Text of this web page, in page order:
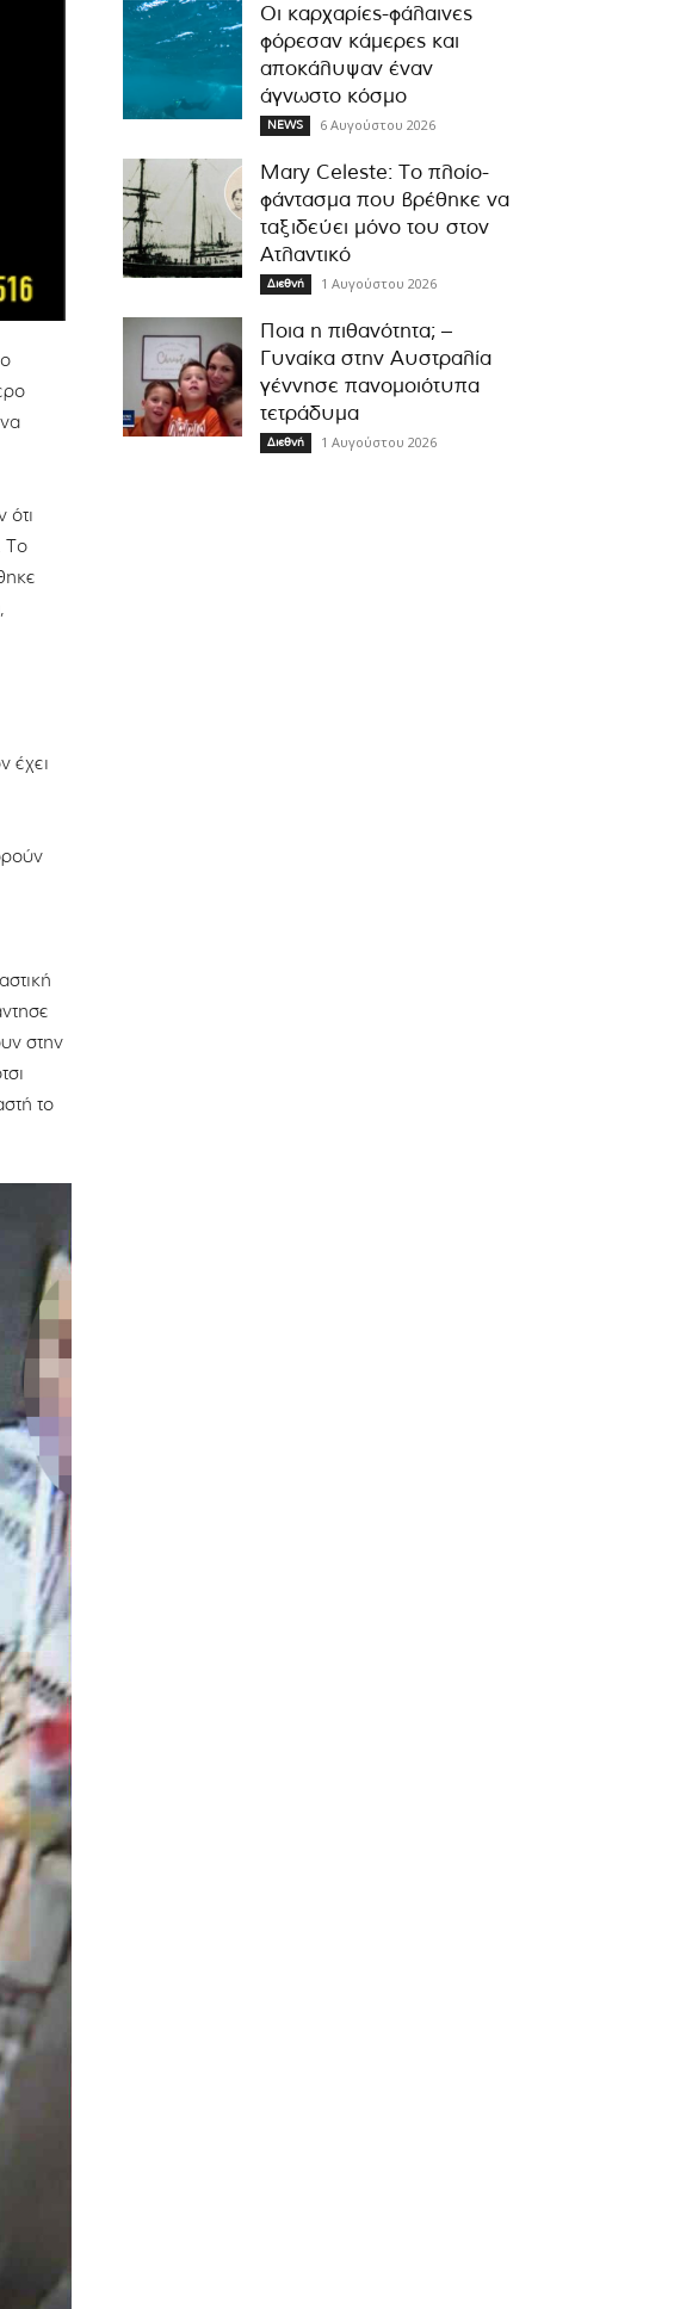
ότι
Το
έχει
στην
το
Οι καρχαρίες-φάλαινες
φόρεσαν κάμερες και
αποκάλυψαν έναν
άγνωστο κόσμο
NEWS 6 Αυγούστου 2026
Mary Celeste: Το πλοίο-
φάντασμα που βρέθηκε να
ταξιδεύει μόνο του στον
Ατλαντικό
Διεθνή 1 Αυγούστου 2026
Ποια η πιθανότητα; –
Γυναίκα στην Αυστραλία
γέννησε πανομοιότυπα
τετράδυμα
Διεθνή 1 Αυγούστου 2026